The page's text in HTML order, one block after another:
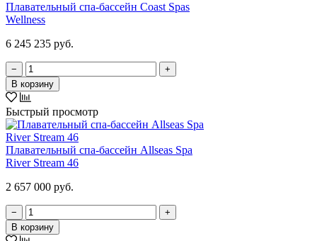
Плавательный спа-бассейн Coast Spas
Wellness
6 245 235 руб.
−
+
В корзину
Быстрый просмотр
Плавательный спа-бассейн Allseas Spa
River Stream 46
2 657 000 руб.
−
+
В корзину